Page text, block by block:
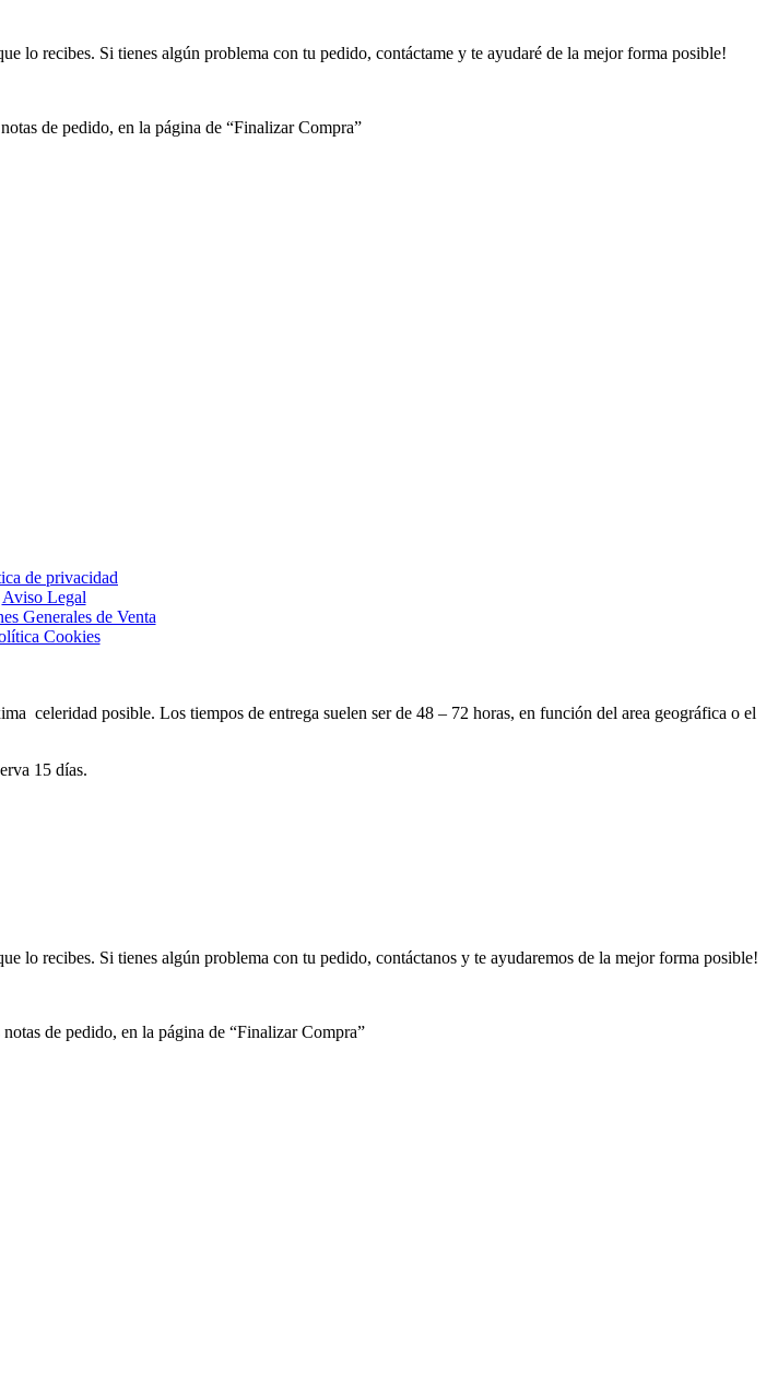
lo recibes. Si tienes algún problema con tu pedido, contáctame y te ayudaré de la mejor forma posible!
de pedido, en la página de “Finalizar Compra”
de privacidad
Aviso Legal
Generales de Venta
Cookies
celeridad posible. Los tiempos de entrega suelen ser de 48 – 72 horas, en función del area geográfica o el
15 días.
lo recibes. Si tienes algún problema con tu pedido, contáctanos y te ayudaremos de la mejor forma posible!
de pedido, en la página de “Finalizar Compra”